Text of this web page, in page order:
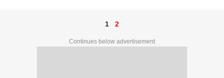
1 2
Continues below advertisement